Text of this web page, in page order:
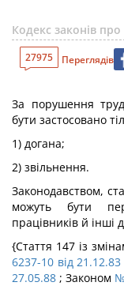
Кодекс законів
27975 Переглядів
За порушення
бути застосовано
1) догана;
2) звільнення.
Законодавством,
можуть бути
працівників й інші
{Стаття 147 із
6237-10 від 21.12.83
27.05.88 ; Законом №